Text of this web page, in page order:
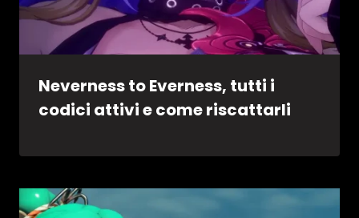
Neverness to Everness, tutti i
codici attivi e come riscattarli